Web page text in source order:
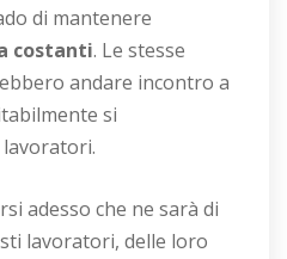
di mantenere
costanti. Le stesse
andare incontro a
si
adesso che ne sarà di
lavoratori, delle loro